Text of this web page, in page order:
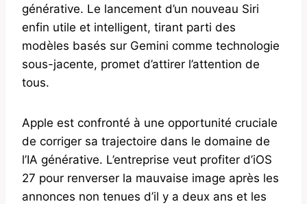
générative. Le lancement d’un nouveau Siri
enfin utile et intelligent, tirant parti des
modèles basés sur Gemini comme technologie
sous-jacente, promet d’attirer l’attention de
tous.
Apple est confronté à une opportunité cruciale
de corriger sa trajectoire dans le domaine de
l’IA générative. L’entreprise veut profiter d’iOS
27 pour renverser la mauvaise image après les
annonces non tenues d’il y a deux ans et les